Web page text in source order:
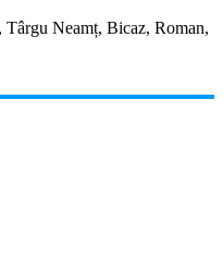
Neamț, Bicaz, Roman,